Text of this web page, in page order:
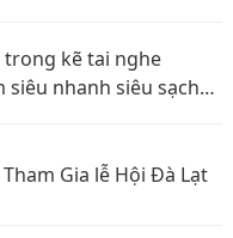
trong kẽ tai nghe
nhanh siêu sạch
Gia lễ Hội Đà Lạt